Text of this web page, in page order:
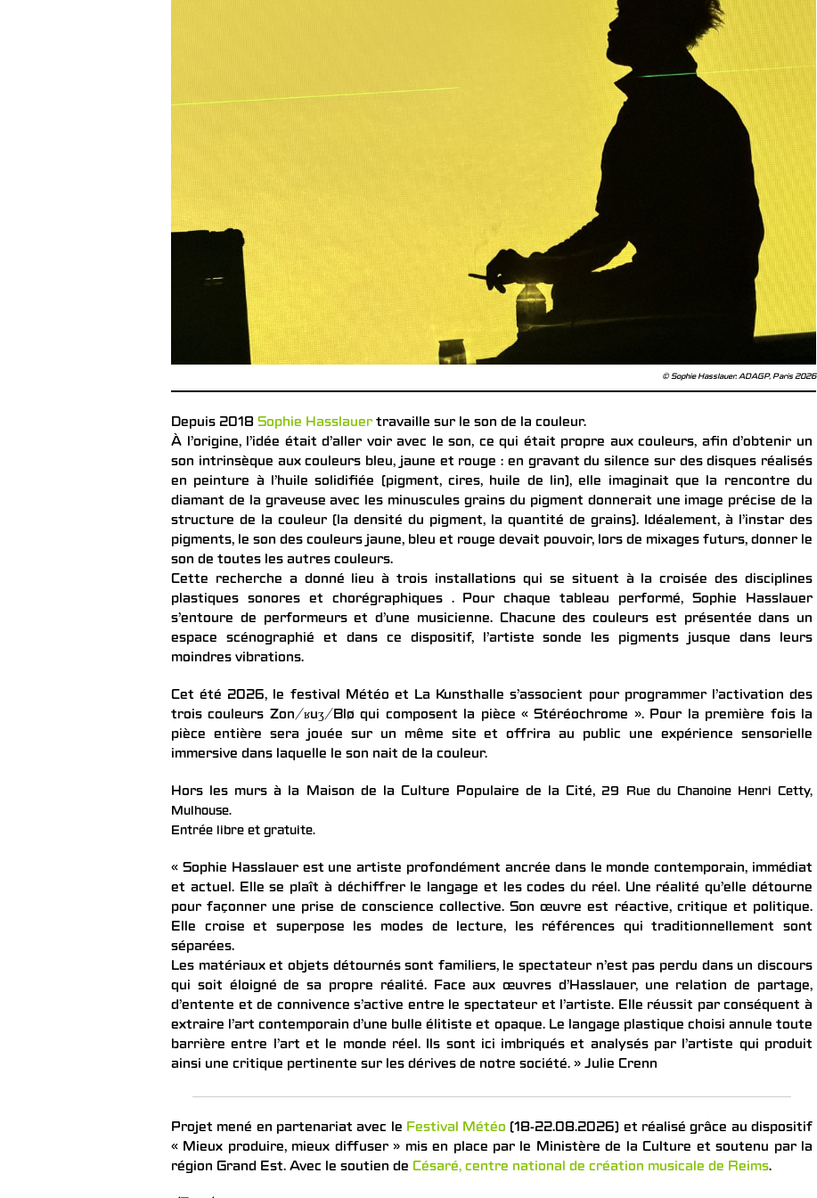
© Sophie Hasslauer. ADAGP, Paris 2026
Depuis 2018 Sophie Hasslauer travaille sur le son de la couleur.
À l’origine, l’idée était d’aller voir avec le son, ce qui était propre aux couleurs, afin d’obtenir un
son intrinsèque aux couleurs bleu, jaune et rouge : en gravant du silence sur des disques réalisés
en peinture à l’huile solidifiée (pigment, cires, huile de lin), elle imaginait que la rencontre du
diamant de la graveuse avec les minuscules grains du pigment donnerait une image précise de la
structure de la couleur (la densité du pigment, la quantité de grains). Idéalement, à l’instar des
pigments, le son des couleurs jaune, bleu et rouge devait pouvoir, lors de mixages futurs, donner le
son de toutes les autres couleurs.
Cette recherche a donné lieu à trois installations qui se situent à la croisée des disciplines
plastiques sonores et chorégraphiques . Pour chaque tableau performé, Sophie Hasslauer
s’entoure de performeurs et d’une musicienne. Chacune des couleurs est présentée dans un
espace scénographié et dans ce dispositif, l’artiste sonde les pigments jusque dans leurs
moindres vibrations.
Cet été 2026, le festival Météo et La Kunsthalle s’associent pour programmer l’activation des
trois couleurs Zon/ʁuʒ/Blø qui composent la pièce « Stéréochrome ». Pour la première fois la
pièce entière sera jouée sur un même site et offrira au public une expérience sensorielle
immersive dans laquelle le son nait de la couleur.
Hors les murs à la Maison de la Culture Populaire de la Cité,29 Rue du Chanoine Henri Cetty,
Mulhouse.
Entrée libre et gratuite.
« Sophie Hasslauer est une artiste profondément ancrée dans le monde contemporain, immédiat
et actuel. Elle se plaît à déchiffrer le langage et les codes du réel. Une réalité qu’elle détourne
pour façonner une prise de conscience collective. Son œuvre est réactive, critique et politique.
Elle croise et superpose les modes de lecture, les références qui traditionnellement sont
séparées.
Les matériaux et objets détournés sont familiers, le spectateur n’est pas perdu dans un discours
qui soit éloigné de sa propre réalité. Face aux œuvres d’Hasslauer, une relation de partage,
d’entente et de connivence s’active entre le spectateur et l’artiste. Elle réussit par conséquent à
extraire l’art contemporain d’une bulle élitiste et opaque. Le langage plastique choisi annule toute
barrière entre l’art et le monde réel. Ils sont ici imbriqués et analysés par l’artiste qui produit
ainsi une critique pertinente sur les dérives de notre société. » Julie Crenn
Projet mené en partenariat avec le Festival Météo (18-22.08.2026) et réalisé grâce au dispositif
« Mieux produire, mieux diffuser » mis en place par le Ministère de la Culture et soutenu par la
région Grand Est. Avec le soutien de Césaré, centre national de création musicale de Reims.